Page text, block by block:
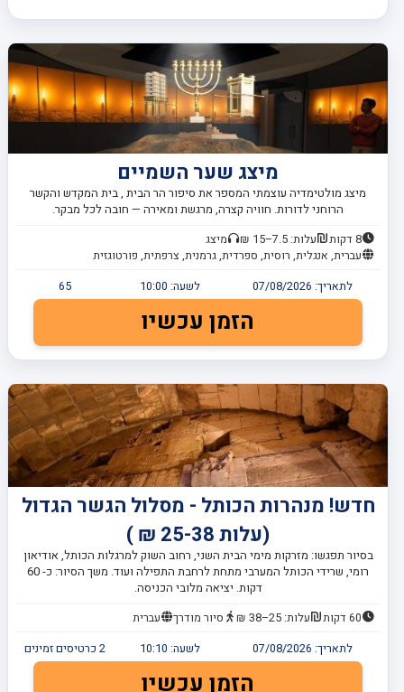
מיצג שער השמיים
מיצג מולטימדיה עוצמתי המספר את סיפור הר הבית , בית המקדש והקשר
הרוחני לדורות. חוויה קצרה, מרגשת ומאירה — חובה לכל מבקר.
8 דקות עלות: 7.5–15 ₪
מיצג
עברית, אנגלית, רוסית, ספרדית, גרמנית, צרפתית, פורטוגזית
לתאריך: 07/08/2026 לשעה: 10:00
65
הזמן עכשיו
חדש! מנהרות הכותל - מסלול הגשר הגדול
(עלות 25-38 ₪ )
בסיור תפגשו: מזרקות מימי הבית השני, רחוב השוק למרגלות הכותל, אודיאון
רומי, שרידי הכותל המערבי מתחת לרחבת התפילה ועוד. משך הסיור: כ- 60
דקות. יציאה מלובי הכניסה.
60 דקות עלות: 25–38 ₪ סיור מודרך
עברית
לתאריך: 07/08/2026 לשעה: 10:10
2 כרטיסים זמינים
הזמן עכשיו